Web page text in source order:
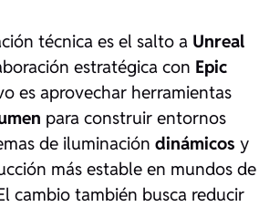
técnica es el salto a Unreal
estratégica con Epic
es aprovechar herramientas
para construir entornos
de iluminación dinámicos y
más estable en mundos de
cambio también busca reducir